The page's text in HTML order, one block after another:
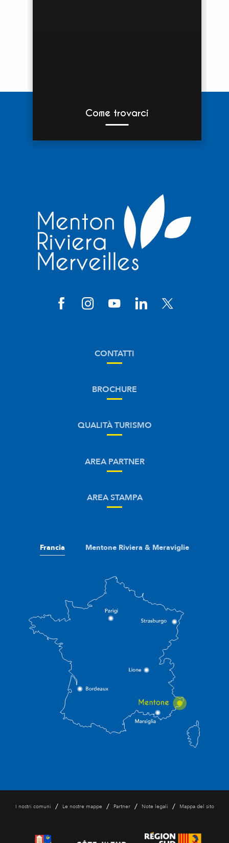
Come trovarci
CONTATTI
BROCHURE
QUALITÀ TURISMO
AREA PARTNER
AREA STAMPA
Francia Mentone Riviera & Meraviglie
I nostri comuni / Le nostre mappe / Partner / Note legali / Mappa del sito